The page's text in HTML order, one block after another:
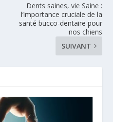
Dents saines, vie Saine :
l’importance cruciale de la
santé bucco-dentaire pour
nos chiens
SUIVANT